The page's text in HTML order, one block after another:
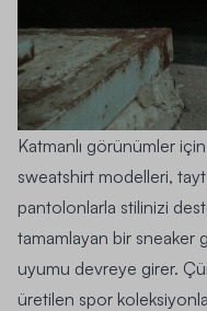
Katmanlı görünümler
sweatshirt modelleri,
pantolonlarla stilinizi
tamamlayan bir sneaker
uyumu devreye girer.
üretilen spor